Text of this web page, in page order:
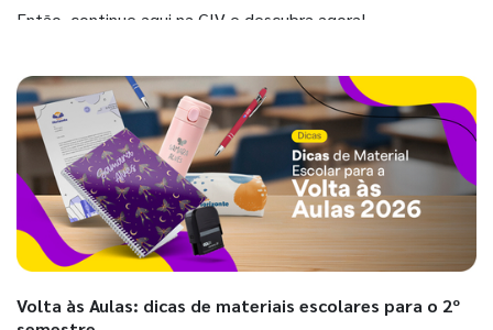
Então, continue aqui na GIV e descubra agora!
Volta às Aulas: dicas de materiais escolares para o 2º